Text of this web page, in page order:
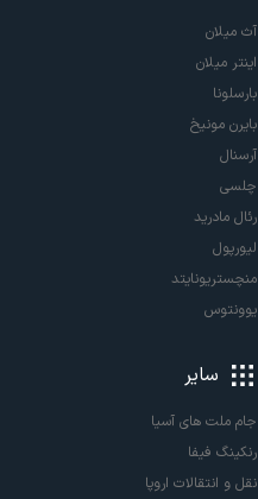
آث میلان
اینتر میلان
بارسلونا
بایرن مونیخ
آرسنال
چلسی
رئال مادرید
لیورپول
منچستریونایتد
یوونتوس
سایر
جام ملت های آسیا
رنکینگ فیفا
نقل و انتقالات اروپا